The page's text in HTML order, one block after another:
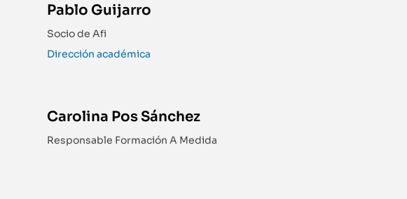
Pablo Guijarro
Socio de Afi
Dirección académica
Carolina Pos Sánchez
Responsable Formación A Medida